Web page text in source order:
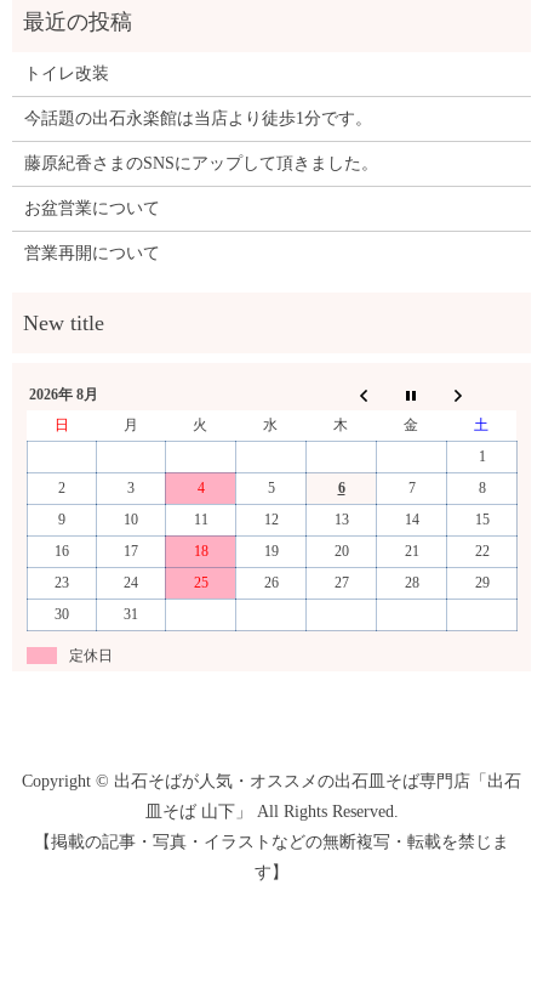
トイレ改装
今話題の出石永楽館は当店より徒歩1分です。
藤原紀香さまのSNSにアップして頂きました。
お盆営業について
営業再開について
2026年 8月
日
月 火 水 木 金
土
1
2
3 4 5 6 7
8
9
10 11 12 13 14
15
16
17 18 19 20 21
22
23
24 25 26 27 28
29
30
31
定休日
Copyright © 出石そばが人気・オススメの出石皿そば専門店「出石
皿そば 山下」 All Rights Reserved.
【掲載の記事・写真・イラストなどの無断複写・転載を禁じま
す】